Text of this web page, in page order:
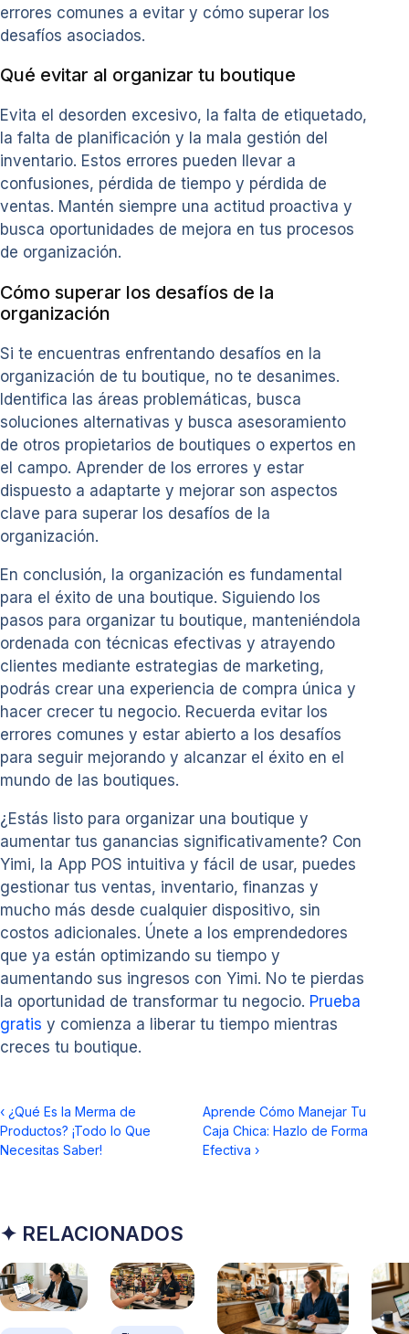
errores comunes a evitar y cómo superar los
desafíos asociados.
Qué evitar al organizar tu boutique
Evita el desorden excesivo, la falta de etiquetado,
la falta de planificación y la mala gestión del
inventario. Estos errores pueden llevar a
confusiones, pérdida de tiempo y pérdida de
ventas. Mantén siempre una actitud proactiva y
busca oportunidades de mejora en tus procesos
de organización.
Cómo superar los desafíos de la
organización
Si te encuentras enfrentando desafíos en la
organización de tu boutique, no te desanimes.
Identifica las áreas problemáticas, busca
soluciones alternativas y busca asesoramiento
de otros propietarios de boutiques o expertos en
el campo. Aprender de los errores y estar
dispuesto a adaptarte y mejorar son aspectos
clave para superar los desafíos de la
organización.
En conclusión, la organización es fundamental
para el éxito de una boutique. Siguiendo los
pasos para organizar tu boutique, manteniéndola
ordenada con técnicas efectivas y atrayendo
clientes mediante estrategias de marketing,
podrás crear una experiencia de compra única y
hacer crecer tu negocio. Recuerda evitar los
errores comunes y estar abierto a los desafíos
para seguir mejorando y alcanzar el éxito en el
mundo de las boutiques.
¿Estás listo para organizar una boutique y
aumentar tus ganancias significativamente? Con
Yimi, la App POS intuitiva y fácil de usar, puedes
gestionar tus ventas, inventario, finanzas y
mucho más desde cualquier dispositivo, sin
costos adicionales. Únete a los emprendedores
que ya están optimizando su tiempo y
aumentando sus ingresos con Yimi. No te pierdas
la oportunidad de transformar tu negocio. Prueba
gratis y comienza a liberar tu tiempo mientras
creces tu boutique.
‹ ¿Qué Es la Merma de
Productos? ¡Todo lo Que
Necesitas Saber!
Aprende Cómo Manejar Tu
Caja Chica: Hazlo de Forma
Efectiva ›
✦ RELACIONADOS